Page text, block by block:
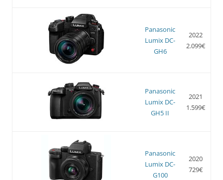
Panasonic
Lumix DC-
GH6
2022
2.099€
Panasonic
Lumix DC-
GH5 II
2021
1.599€
Panasonic
Lumix DC-
G100
2020
729€